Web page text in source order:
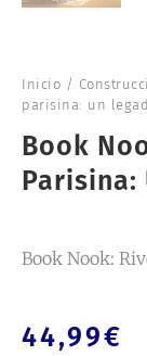
Inicio /
parisina: un
Book
Parisina:
Book Nook:
44,99€